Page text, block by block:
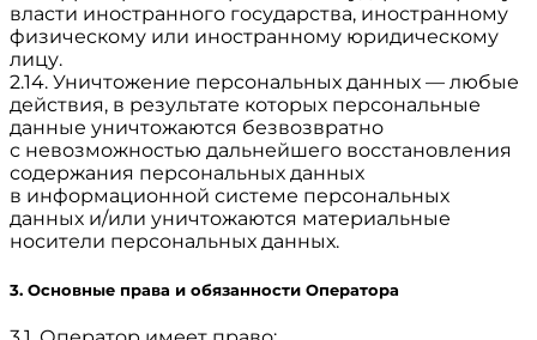
власти иностранного государства, иностранному
физическому или иностранному юридическому
лицу.
2.14. Уничтожение персональных данных — любые
действия, в результате которых персональные
данные уничтожаются безвозвратно
с невозможностью дальнейшего восстановления
содержания персональных данных
в информационной системе персональных
данных и/или уничтожаются материальные
носители персональных данных.
3. Основные права и обязанности Оператора